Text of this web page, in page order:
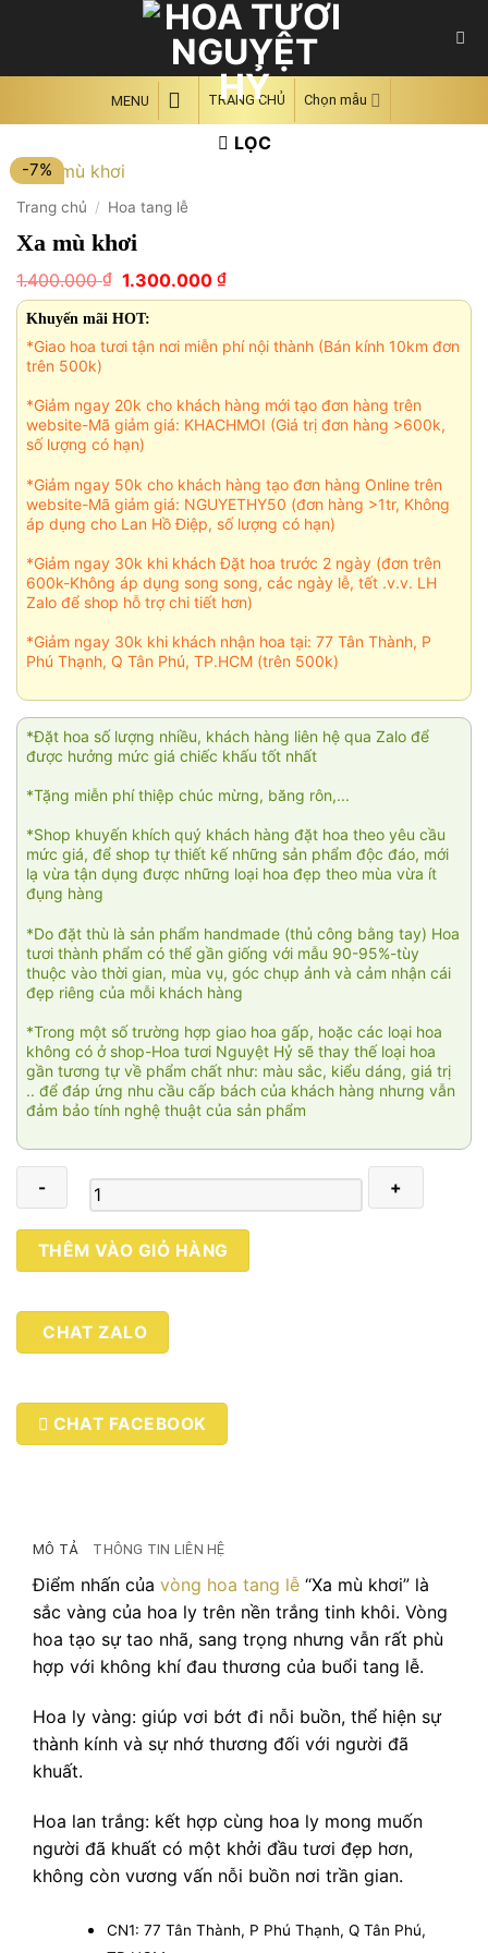
MENU TRANG CHỦ Chọn mẫu
LỌC
-7%
Trang chủ / Hoa tang lễ
Xa mù khơi
1.400.000₫ Giá
gốc
là:
1.400.000 ₫.
1.300.000 ₫Giá
hiện
1.300.000 ₫.
Khuyến mãi HOT:
*Giao hoa tươi tận nơi miễn phí nội thành (Bán kính 10km đơn
trên 500k)
*Giảm ngay 20k cho khách hàng mới tạo đơn hàng trên
website-Mã giảm giá: KHACHMOI (Giá trị đơn hàng >600k,
số lượng có hạn)
*Giảm ngay 50k cho khách hàng tạo đơn hàng Online trên
website-Mã giảm giá: NGUYETHY50 (đơn hàng >1tr, Không
áp dụng cho Lan Hồ Điệp, số lượng có hạn)
*Giảm ngay 30k khi khách Đặt hoa trước 2 ngày (đơn trên
600k-Không áp dụng song song, các ngày lễ, tết .v.v. LH
Zalo để shop hỗ trợ chi tiết hơn)
*Giảm ngay 30k khi khách nhận hoa tại: 77 Tân Thành, P
Phú Thạnh, Q Tân Phú, TP.HCM (trên 500k)
*Đặt hoa số lượng nhiều, khách hàng liên hệ qua Zalo để
được hưởng mức giá chiếc khấu tốt nhất
*Tặng miễn phí thiệp chúc mừng, băng rôn,...
*Shop khuyến khích quý khách hàng đặt hoa theo yêu cầu
mức giá, để shop tự thiết kế những sản phẩm độc đáo, mới
lạ vừa tận dụng được những loại hoa đẹp theo mùa vừa ít
đụng hàng
*Do đặt thù là sản phẩm handmade (thủ công bằng tay) Hoa
tươi thành phẩm có thể gần giống với mẫu 90-95%-tùy
thuộc vào thời gian, mùa vụ, góc chụp ảnh và cảm nhận cái
đẹp riêng của mỗi khách hàng
*Trong một số trường hợp giao hoa gấp, hoặc các loại hoa
không có ở shop-Hoa tươi Nguyệt Hỷ sẽ thay thế loại hoa
gần tương tự về phẩm chất như: màu sắc, kiểu dáng, giá trị
.. để đáp ứng nhu cầu cấp bách của khách hàng nhưng vẫn
đảm bảo tính nghệ thuật của sản phẩm
mù
số
lượng
THÊM VÀO GIỎ HÀNG
CHAT ZALO
CHAT FACEBOOK
MÔ TẢ THÔNG TIN LIÊN HỆ
Điểm nhấn của vòng hoa tang lễ “Xa mù khơi” là
sắc vàng của hoa ly trên nền trắng tinh khôi. Vòng
hoa tạo sự tao nhã, sang trọng nhưng vẫn rất phù
hợp với không khí đau thương của buổi tang lễ.
Hoa ly vàng: giúp vơi bớt đi nỗi buồn, thể hiện sự
thành kính và sự nhớ thương đối với người đã
khuất.
Hoa lan trắng: kết hợp cùng hoa ly mong muốn
người đã khuất có một khởi đầu tươi đẹp hơn,
không còn vương vấn nỗi buồn nơi trần gian.
CN1: 77 Tân Thành, P Phú Thạnh, Q Tân Phú,